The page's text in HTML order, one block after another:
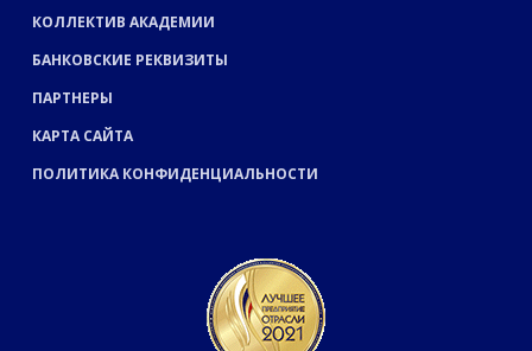
КОЛЛЕКТИВ АКАДЕМИИ
БАНКОВСКИЕ РЕКВИЗИТЫ
ПАРТНЕРЫ
КАРТА САЙТА
ПОЛИТИКА КОНФИДЕНЦИАЛЬНОСТИ